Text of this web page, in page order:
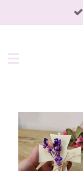
to
content